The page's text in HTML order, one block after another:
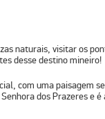
naturais, visitar os
desse destino mineiro!
com uma paisagem
dos Prazeres e